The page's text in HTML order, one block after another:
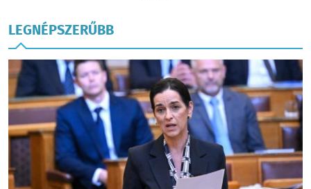
LEGNÉPSZERŰBB